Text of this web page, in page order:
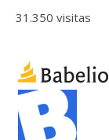
31.350 visitas